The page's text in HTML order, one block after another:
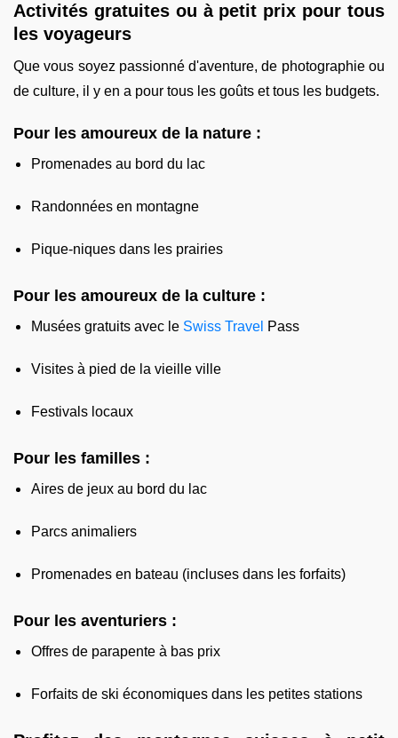
Activités gratuites ou à petit prix pour tous
les voyageurs
Que vous soyez passionné d'aventure, de photographie ou
de culture, il y en a pour tous les goûts et tous les budgets.
Pour les amoureux de la nature :
Promenades au bord du lac
Randonnées en montagne
Pique-niques dans les prairies
Pour les amoureux de la culture :
Musées gratuits avec le Swiss Travel Pass
Visites à pied de la vieille ville
Festivals locaux
Pour les familles :
Aires de jeux au bord du lac
Parcs animaliers
Promenades en bateau (incluses dans les forfaits)
Pour les aventuriers :
Offres de parapente à bas prix
Forfaits de ski économiques dans les petites stations